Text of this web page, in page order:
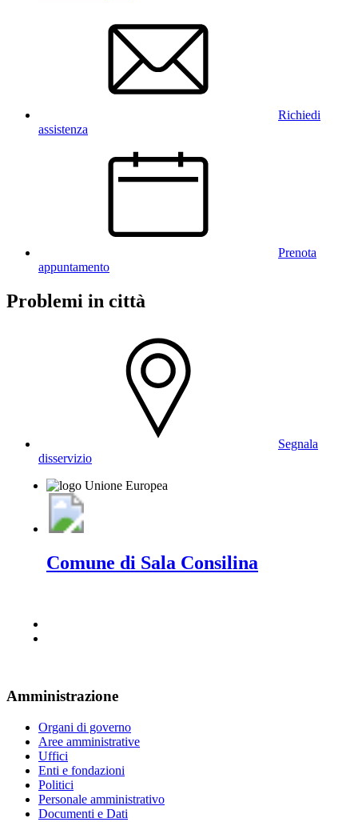
Richiedi
assistenza
Prenota
appuntamento
Problemi in città
Segnala
disservizio
Comune di Sala Consilina
Amministrazione
Organi di governo
Aree amministrative
Uffici
Enti e fondazioni
Politici
Personale amministrativo
Documenti e Dati